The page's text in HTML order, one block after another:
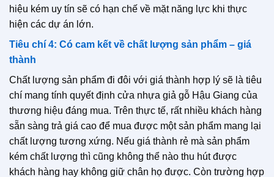
hiệu kém uy tín sẽ có hạn chế về mặt năng lực khi thực
hiện các dự án lớn.
Tiêu chí 4: Có cam kết về chất lượng sản phẩm – giá
thành
Chất lượng sản phẩm đi đôi với giá thành hợp lý sẽ là tiêu
chí mang tính quyết định cửa nhựa giả gỗ Hậu Giang của
thương hiệu đáng mua. Trên thực tế, rất nhiều khách hàng
sẵn sàng trả giá cao để mua được một sản phẩm mang lại
chất lượng tương xứng. Nếu giá thành rẻ mà sản phẩm
kém chất lượng thì cũng không thể nào thu hút được
khách hàng hay không giữ chân họ được. Còn trường hợp